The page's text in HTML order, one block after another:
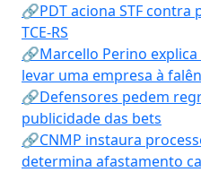
🔗PDT aciona STF
TCE-RS
🔗Marcello Perino
levar uma empresa à
🔗Defensores pedem
publicidade das bets
🔗CNMP instaura
determina afastamento